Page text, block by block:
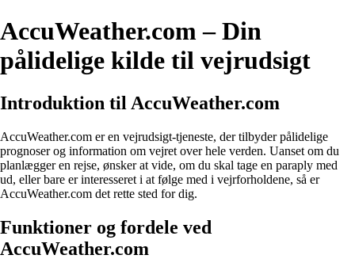
AccuWeather.com – Din
pålidelige kilde til vejrudsigt
Introduktion til AccuWeather.com
AccuWeather.com er en vejrudsigt-tjeneste, der tilbyder pålidelige
prognoser og information om vejret over hele verden. Uanset om du
planlægger en rejse, ønsker at vide, om du skal tage en paraply med
ud, eller bare er interesseret i at følge med i vejrforholdene, så er
AccuWeather.com det rette sted for dig.
Funktioner og fordele ved
AccuWeather.com